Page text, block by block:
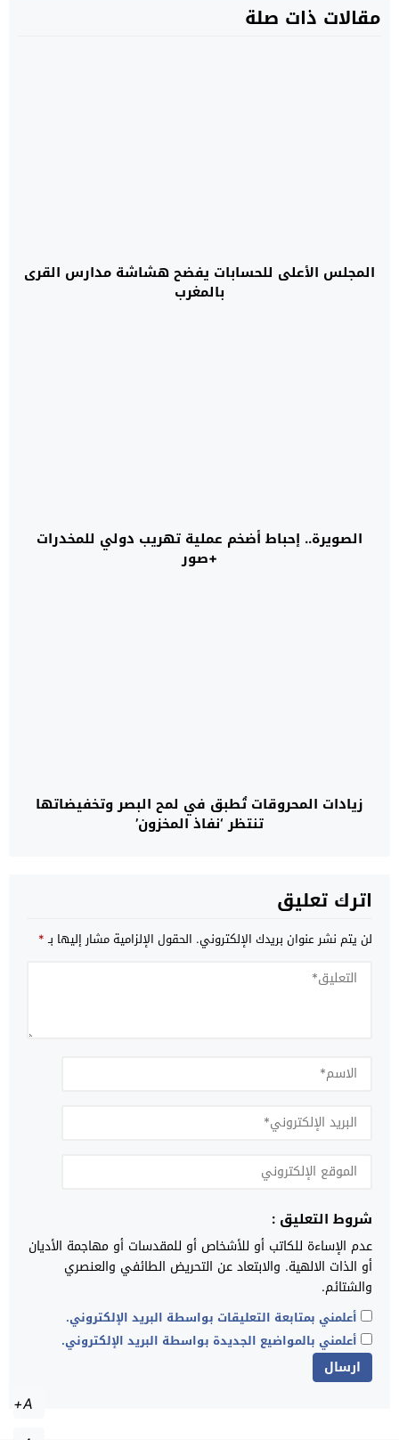
مقالات ذات صلة
المجلس الأعلى للحسابات يفضح هشاشة مدارس القرى
بالمغرب
الصويرة.. إحباط أضخم عملية تهريب دولي للمخدرات
+صور
زيادات المحروقات تُطبق في لمح البصر وتخفيضاتها
تنتظر ‘نفاذ المخزون’
اترك تعليق
لن يتم نشر عنوان بريدك الإلكتروني. الحقول الإلزامية مشار إليها بـ*
شروط التعليق :
عدم الإساءة للكاتب أو للأشخاص أو للمقدسات أو مهاجمة الأديان
أو الذات الالهية. والابتعاد عن التحريض الطائفي والعنصري
والشتائم.
أعلمني بمتابعة التعليقات بواسطة البريد الإلكتروني.
أعلمني بالمواضيع الجديدة بواسطة البريد الإلكتروني.
A+